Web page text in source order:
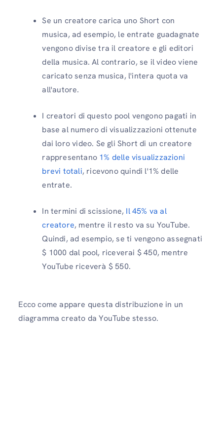
Se un creatore carica uno Short con
musica, ad esempio, le entrate guadagnate
vengono divise tra il creatore e gli editori
della musica. Al contrario, se il video viene
caricato senza musica, l'intera quota va
all'autore.
I creatori di questo pool vengono pagati in
base al numero di visualizzazioni ottenute
dai loro video. Se gli Short di un creatore
rappresentano 1% delle visualizzazioni
brevi totali, ricevono quindi l'1% delle
entrate.
In termini di scissione, Il 45% va al
creatore, mentre il resto va su YouTube.
Quindi, ad esempio, se ti vengono assegnati
$ 1000 dal pool, riceverai $ 450, mentre
YouTube riceverà $ 550.
Ecco come appare questa distribuzione in un
diagramma creato da YouTube stesso.